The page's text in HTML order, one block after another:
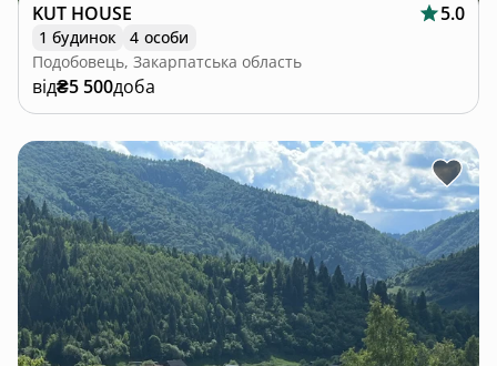
KUT HOUSE 5.0
1 будинок
4 особи
Подобовець, Закарпатська область
від₴5 500доба